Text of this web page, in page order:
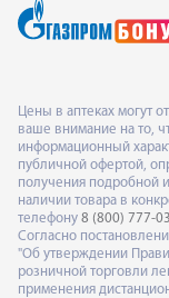
Цены в аптеках могут
ваше внимание на то,
информационный
публичной офертой,
получения подробной
наличии товара в
телефону 8 (800) 777-
Согласно
"Об утверждении
розничной торговли
применения